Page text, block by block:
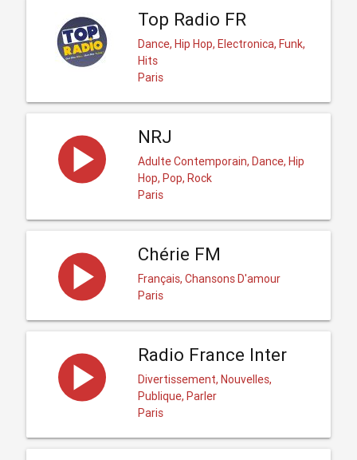
Top Radio FR
Dance, Hip Hop, Electronica, Funk,
Hits
Paris
NRJ
Adulte Contemporain, Dance, Hip
Hop, Pop, Rock
Paris
Chérie FM
Français, Chansons D'amour
Paris
Radio France Inter
Divertissement, Nouvelles,
Publique, Parler
Paris